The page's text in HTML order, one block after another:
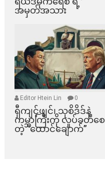
အမှတ်အသား
Editor Htein Lin 0
ရှီကျင့်ဖျင်၊ သုစိဒိဒ်နဲ့
ကမ္ဘာကြီးကို လှုပ်ခတ်စေ
တဲ့ “ထောင်ချောက်”